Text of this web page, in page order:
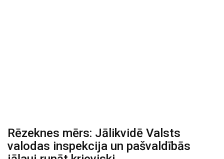
Rēzeknes mērs: Jālikvidē Valsts
valodas inspekcija un pašvaldībās